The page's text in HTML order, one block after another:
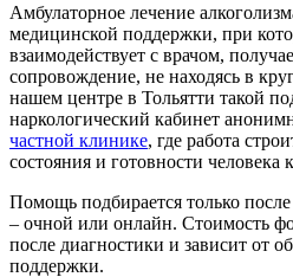
Амбулаторное лечение
медицинской поддержки, при
взаимодействует с врачом,
сопровождение, не находясь в
нашем центре в Тольятти такой
наркологический кабинет
частной клинике, где работа
состояния и готовности человека
Помощь подбирается только
– очной или онлайн. Стоимость
после диагностики и зависит от
поддержки.